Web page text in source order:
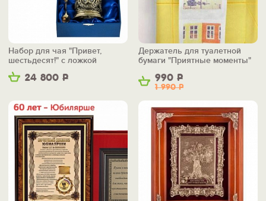
24 800 Р
Набор для чая "Привет,
шестьдесят!" с ложкой
990 Р
1 990Р
Держатель для туалетной
бумаги "Приятные моменты"